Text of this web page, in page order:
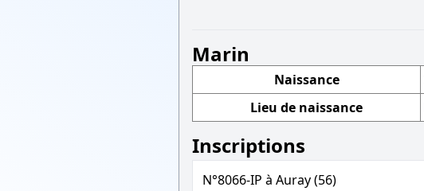
Marin
Naissance
Lieu de naissance
Inscriptions
N°8066-IP à Auray (56)